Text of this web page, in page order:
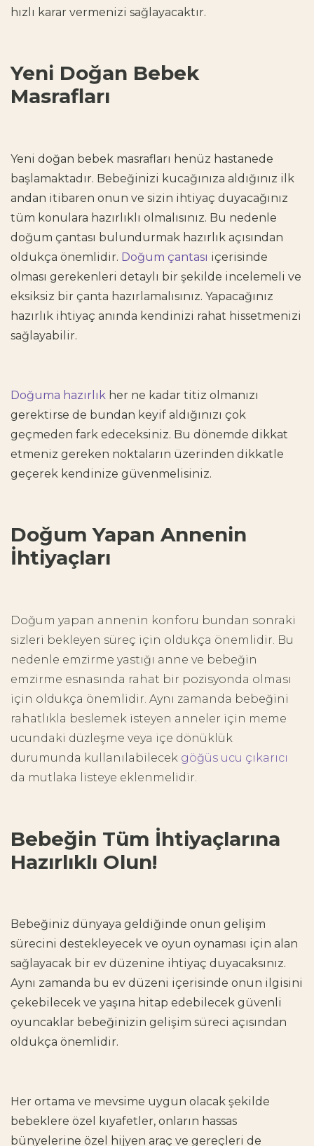
hızlı karar vermenizi sağlayacaktır.
Yeni Doğan Bebek
Masrafları
Yeni doğan bebek masrafları henüz hastanede
başlamaktadır. Bebeğinizi kucağınıza aldığınız ilk
andan itibaren onun ve sizin ihtiyaç duyacağınız
tüm konulara hazırlıklı olmalısınız. Bu nedenle
doğum çantası bulundurmak hazırlık açısından
oldukça önemlidir. Doğum çantası içerisinde
olması gerekenleri detaylı bir şekilde incelemeli ve
eksiksiz bir çanta hazırlamalısınız. Yapacağınız
hazırlık ihtiyaç anında kendinizi rahat hissetmenizi
sağlayabilir.
Doğuma hazırlık her ne kadar titiz olmanızı
gerektirse de bundan keyif aldığınızı çok
geçmeden fark edeceksiniz. Bu dönemde dikkat
etmeniz gereken noktaların üzerinden dikkatle
geçerek kendinize güvenmelisiniz.
Doğum Yapan Annenin
İhtiyaçları
Doğum yapan annenin konforu bundan sonraki
sizleri bekleyen süreç için oldukça önemlidir. Bu
nedenle emzirme yastığı anne ve bebeğin
emzirme esnasında rahat bir pozisyonda olması
için oldukça önemlidir. Aynı zamanda bebeğini
rahatlıkla beslemek isteyen anneler için meme
ucundaki düzleşme veya içe dönüklük
durumunda kullanılabilecek göğüs ucu çıkarıcı
da mutlaka listeye eklenmelidir.
Bebeğin Tüm İhtiyaçlarına
Hazırlıklı Olun!
Bebeğiniz dünyaya geldiğinde onun gelişim
sürecini destekleyecek ve oyun oynaması için alan
sağlayacak bir ev düzenine ihtiyaç duyacaksınız.
Aynı zamanda bu ev düzeni içerisinde onun ilgisini
çekebilecek ve yaşına hitap edebilecek güvenli
oyuncaklar bebeğinizin gelişim süreci açısından
oldukça önemlidir.
Her ortama ve mevsime uygun olacak şekilde
bebeklere özel kıyafetler, onların hassas
bünyelerine özel hijyen araç ve gereçleri de